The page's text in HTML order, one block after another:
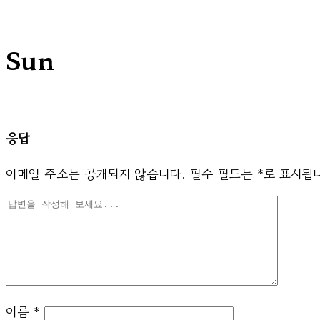
Sun
응답
이메일 주소는 공개되지 않습니다. 필수 필드는 *로 표시됩
이름 *